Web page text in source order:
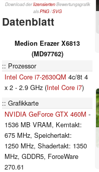
Download derlizensiertenBewertungsgrafik
alsPNG/SVG
Datenblatt
Medion Erazer X6813
(MD97762)
Prozessor
Intel Core i7-2630QM 4c/8t 4
x 2 - 2.9 GHz (Intel Core i7)
Grafikkarte
NVIDIA GeForce GTX 460M -
1536 MB VRAM, Kerntakt:
675 MHz, Speichertakt:
1250 MHz, Shadertakt: 1350
MHz, GDDR5, ForceWare
270.61